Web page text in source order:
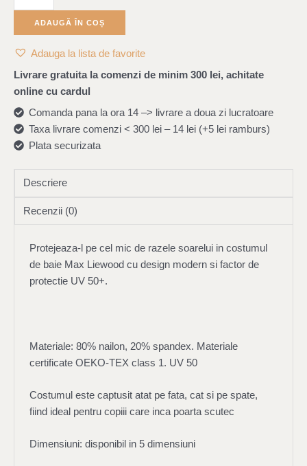
ADAUGĂ ÎN COȘ
Adauga la lista de favorite
Livrare gratuita la comenzi de minim 300 lei, achitate
online cu cardul
Comanda pana la ora 14 –> livrare a doua zi lucratoare
Taxa livrare comenzi < 300 lei – 14 lei (+5 lei ramburs)
Plata securizata
Descriere
Recenzii (0)
Protejeaza-l pe cel mic de razele soarelui in costumul
de baie Max Liewood cu design modern si factor de
protectie UV 50+.
Materiale: 80% nailon, 20% spandex. Materiale
certificate OEKO-TEX class 1. UV 50
Costumul este captusit atat pe fata, cat si pe spate,
fiind ideal pentru copiii care inca poarta scutec
Dimensiuni: disponibil in 5 dimensiuni